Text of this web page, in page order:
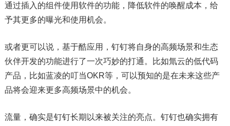
通过插入的组件使用软件的功能，降低软件的唤醒成本，给
予其更多的曝光和使用机会。
或者更可以说，基于酷应用，钉钉将自身的高频场景和生态
伙伴开发的功能进行了一次巧妙的打通。比如氚云的低代码
产品，比如蓝凌的叮当OKR等，可以预知的是在未来这些产
品将会迎来更多高频场景中的机会。
流量，确实是钉钉长期以来被关注的亮点。钉钉也确实拥有